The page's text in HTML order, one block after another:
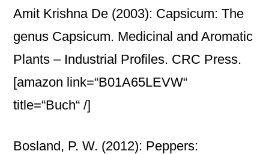
Amit Krishna De (2003): Capsicum: The
genus Capsicum. Medicinal and Aromatic
Plants – Industrial Profiles. CRC Press.
[amazon link=“B01A65LEVW“
title=“Buch“ /]
Bosland, P. W. (2012): Peppers: